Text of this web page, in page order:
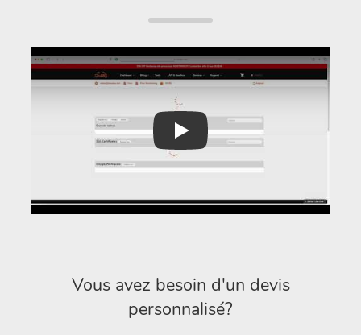
Play
Vous avez besoin d'un devis
personnalisé?